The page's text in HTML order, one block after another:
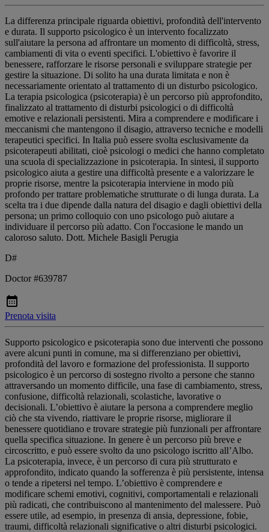
La differenza principale riguarda obiettivi, profondità dell'intervento
e durata. Il supporto psicologico è un intervento focalizzato
sull'aiutare la persona ad affrontare un momento di difficoltà, stress,
cambiamenti di vita o eventi specifici. L'obiettivo è favorire il
benessere, rafforzare le risorse personali e sviluppare strategie per
gestire la situazione. Di solito ha una durata limitata e non è
necessariamente orientato al trattamento di un disturbo psicologico.
La terapia psicologica (psicoterapia) è un percorso più approfondito,
finalizzato al trattamento di disturbi psicologici o di difficoltà
emotive e relazionali persistenti. Mira a comprendere e modificare i
meccanismi che mantengono il disagio, attraverso tecniche e modelli
terapeutici specifici. In Italia può essere svolta esclusivamente da
psicoterapeuti abilitati, cioè psicologi o medici che hanno completato
una scuola di specializzazione in psicoterapia. In sintesi, il supporto
psicologico aiuta a gestire una difficoltà presente e a valorizzare le
proprie risorse, mentre la psicoterapia interviene in modo più
profondo per trattare problematiche strutturate o di lunga durata. La
scelta tra i due dipende dalla natura del disagio e dagli obiettivi della
persona; un primo colloquio con uno psicologo può aiutare a
individuare il percorso più adatto. Con l'occasione le mando un
caloroso saluto. Dott. Michele Basigli Perugia
D#
Doctor #639787
Prenota visita
Supporto psicologico e psicoterapia sono due interventi che possono
avere alcuni punti in comune, ma si differenziano per obiettivi,
profondità del lavoro e formazione del professionista. Il supporto
psicologico è un percorso di sostegno rivolto a persone che stanno
attraversando un momento difficile, una fase di cambiamento, stress,
confusione, difficoltà relazionali, scolastiche, lavorative o
decisionali. L’obiettivo è aiutare la persona a comprendere meglio
ciò che sta vivendo, riattivare le proprie risorse, migliorare il
benessere quotidiano e trovare strategie più funzionali per affrontare
quella specifica situazione. In genere è un percorso più breve e
circoscritto, e può essere svolto da uno psicologo iscritto all’Albo.
La psicoterapia, invece, è un percorso di cura più strutturato e
approfondito, indicato quando la sofferenza è più persistente, intensa
o tende a ripetersi nel tempo. L’obiettivo è comprendere e
modificare schemi emotivi, cognitivi, comportamentali e relazionali
più radicati, che contribuiscono al mantenimento del malessere. Può
essere utile, ad esempio, in presenza di ansia, depressione, fobie,
traumi, difficoltà relazionali significative o altri disturbi psicologici.